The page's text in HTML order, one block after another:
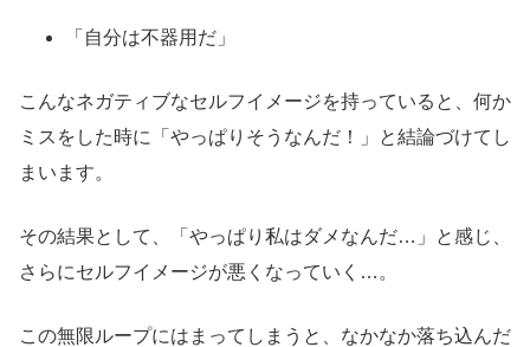
「自分は不器用だ」
こんなネガティブなセルフイメージを持っていると、何か
ミスをした時に「やっぱりそうなんだ！」と結論づけてし
まいます。
その結果として、「やっぱり私はダメなんだ…」と感じ、
さらにセルフイメージが悪くなっていく…。
この無限ループにはまってしまうと、なかなか落ち込んだ